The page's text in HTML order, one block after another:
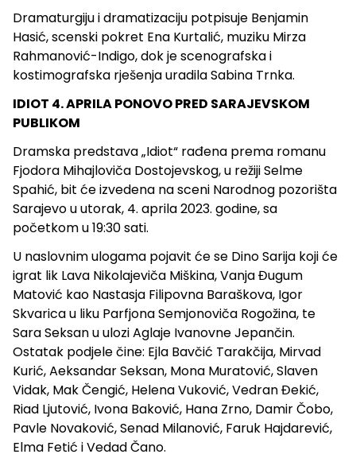
Dramaturgiju i dramatizaciju potpisuje Benjamin
Hasić, scenski pokret Ena Kurtalić, muziku Mirza
Rahmanović-Indigo, dok je scenografska i
kostimografska rješenja uradila Sabina Trnka.
IDIOT 4. APRILA PONOVO PRED SARAJEVSKOM
PUBLIKOM
Dramska predstava „Idiot“ rađena prema romanu
Fjodora Mihajloviča Dostojevskog, u režiji Selme
Spahić, bit će izvedena na sceni Narodnog pozorišta
Sarajevo u utorak, 4. aprila 2023. godine, sa
početkom u 19:30 sati.
U naslovnim ulogama pojavit će se Dino Sarija koji će
igrat lik Lava Nikolajeviča Miškina, Vanja Đugum
Matović kao Nastasja Filipovna Baraškova, Igor
Skvarica u liku Parfjona Semjonoviča Rogožina, te
Sara Seksan u ulozi Aglaje Ivanovne Jepančin.
Ostatak podjele čine: Ejla Bavčić Tarakčija, Mirvad
Kurić, Aeksandar Seksan, Mona Muratović, Slaven
Vidak, Mak Čengić, Helena Vuković, Vedran Đekić,
Riad Ljutović, Ivona Baković, Hana Zrno, Damir Čobo,
Pavle Novaković, Senad Milanović, Faruk Hajdarević,
Elma Fetić i Vedad Čano.